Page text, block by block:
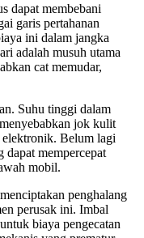
dapat membebani
garis pertahanan
ini dalam jangka
adalah musuh utama
cat memudar,
Suhu tinggi dalam
jok kulit
elektronik. Belum lagi
dapat mempercepat
mobil.
penghalang
perusak ini. Imbal
biaya pengecatan